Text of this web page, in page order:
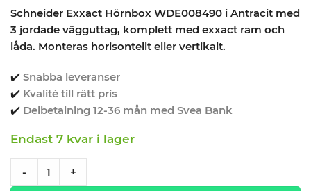
Schneider Exxact Hörnbox WDE008490 i Antracit med
3 jordade vägguttag, komplett med exxact ram och
låda. Monteras horisontellt eller vertikalt.
✔️ Snabba leveranser
✔️ Kvalité till rätt pris
✔️ Delbetalning 12-36 mån med Svea Bank
Endast 7 kvar i lager
- +